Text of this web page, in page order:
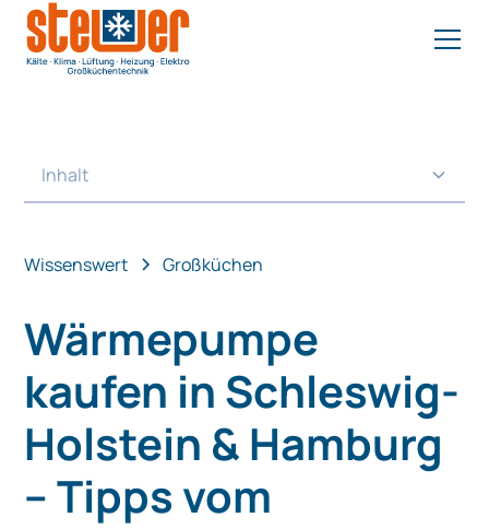
Inhalt
Wissenswert
Großküchen
Wärmepumpe
kaufen in Schleswig-
Holstein & Hamburg
– Tipps vom